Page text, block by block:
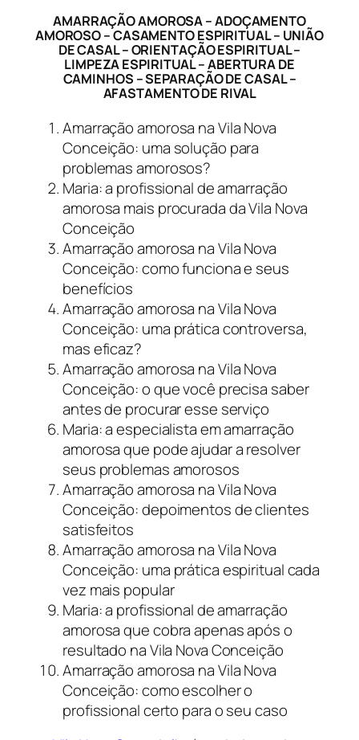
AMARRAÇÃO AMOROSA – ADOÇAMENTO
AMOROSO – CASAMENTO ESPIRITUAL – UNIÃO
DE CASAL – ORIENTAÇÃO ESPIRITUAL –
LIMPEZA ESPIRITUAL – ABERTURA DE
CAMINHOS – SEPARAÇÃO DE CASAL –
AFASTAMENTO DE RIVAL
Amarração amorosa na Vila Nova
Conceição: uma solução para
problemas amorosos?
Maria: a profissional de amarração
amorosa mais procurada da Vila Nova
Conceição
Amarração amorosa na Vila Nova
Conceição: como funciona e seus
benefícios
Amarração amorosa na Vila Nova
Conceição: uma prática controversa,
mas eficaz?
Amarração amorosa na Vila Nova
Conceição: o que você precisa saber
antes de procurar esse serviço
Maria: a especialista em amarração
amorosa que pode ajudar a resolver
seus problemas amorosos
Amarração amorosa na Vila Nova
Conceição: depoimentos de clientes
satisfeitos
Amarração amorosa na Vila Nova
Conceição: uma prática espiritual cada
vez mais popular
Maria: a profissional de amarração
amorosa que cobra apenas após o
resultado na Vila Nova Conceição
Amarração amorosa na Vila Nova
Conceição: como escolher o
profissional certo para o seu caso